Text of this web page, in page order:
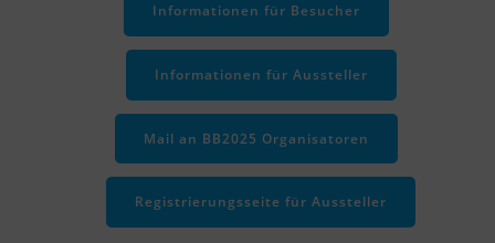
Informationen für Besucher
Informationen für Aussteller
Mail an BB2025 Organisatoren
Registrierungsseite für Aussteller